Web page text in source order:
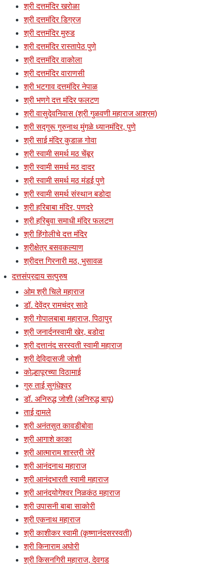
श्री दत्तमंदिर खरोळा
श्री दत्तमंदिर डिग्रज
श्री दत्तमंदिर मुरुड
श्री दत्तमंदिर रास्तापेठ पुणे
श्री दत्तमंदिर वाकोला
श्री दत्तमंदिर वाराणसी
श्री भटगाव दत्तमंदिर नेपाळ
श्री भणगे दत्त मंदिर फलटण
श्री वासुदेवनिवास (श्री गुळवणी महाराज आश्रम)
श्री सद्गुरू गुरुनाथ मुंगळे ध्यानमंदिर, पुणे
श्री साई मंदिर कुडाळ गोवा
श्री स्वामी समर्थ मठ चेंबूर
श्री स्वामी समर्थ मठ दादर
श्री स्वामी समर्थ मठ मंडई पुणे
श्री स्वामी समर्थ संस्थान बडोदा
श्री हरिबाबा मंदिर, पणदरे
श्री हरिबुवा समाधी मंदिर फलटण
श्री हिंगोलीचे दत्त मंदिर
श्रीक्षेत्र बसवकल्याण
श्रीदत्त गिरनारी मठ, भुसावळ
दत्तसंप्रदाय सत्पुरुष
ओम श्री चिले महाराज
डॉ. देवेंद्र रामचंद्र साठे
श्री गोपालबाबा महाराज, पिठापुर
श्री जनार्दनस्वामी खेर, बडोदा
श्री दत्तानंद सरस्वती स्वामी महाराज
श्री देविदासजी जोशी
कोल्हापूरच्या विठामाई
गुरु ताई सुगंधेश्र्वर
डॉ. अनिरुद्ध जोशी (अनिरुद्ध बापू)
ताई दामले
श्री अनंतसुत कावडीबोवा
श्री आगाशे काका
श्री आत्माराम शास्त्री जेरें
श्री आनंदनाथ महाराज
श्री आनंदभारती स्वामी महाराज
श्री आनंदयोगेश्वर निळकंठ महाराज
श्री उपासनी बाबा साकोरी
श्री एकनाथ महाराज
श्री काशीकर स्वामी (कृष्णानंदसरस्वती)
श्री किनाराम अघोरी
श्री किसनगिरी महाराज, देवगड